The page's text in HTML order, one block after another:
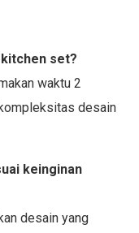
set?
waktu 2
desain
keinginan
desain yang